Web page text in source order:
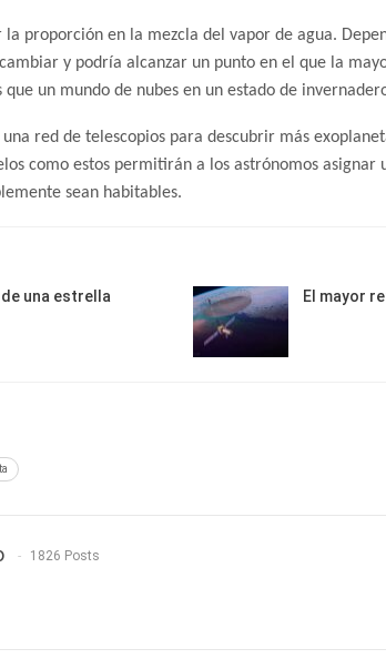
proporción en la mezcla del vapor de agua.
y podría alcanzar un punto en el que la
un mundo de nubes en un estado de
red de telescopios para descubrir más
como estos permitirán a los astrónomos asignar
sean habitables.
una estrella
El mayor
1826 Posts